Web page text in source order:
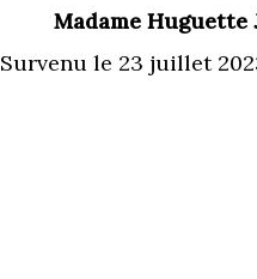
Madame Huguette
Survenu le 23 juillet